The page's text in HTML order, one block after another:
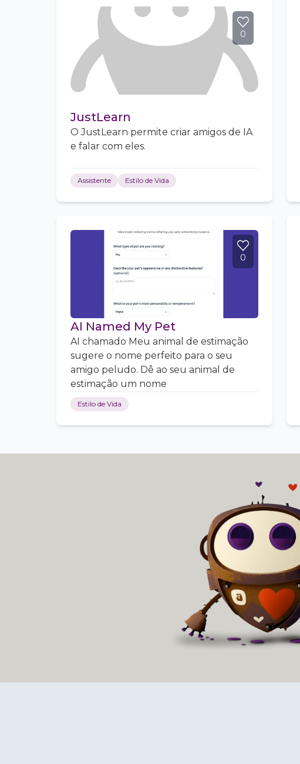
0
JustLearn
O JustLearn permite criar amigos de IA
e falar com eles.
Assistente Estilo de Vida
0
AI Named My Pet
AI chamado Meu animal de estimação
sugere o nome perfeito para o seu
amigo peludo. Dê ao seu animal de
estimação um nome
Estilo de Vida